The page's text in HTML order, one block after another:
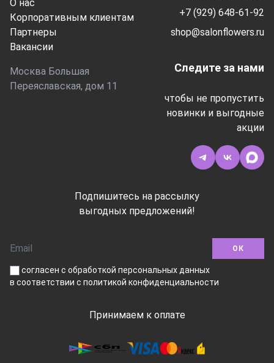
О нас
Корпоративным клиентам
Партнеры
Вакансии
Москва Большая
Переяславская, дом 11
+7 (929) 648-61-92
shop@salonflowers.ru
Следите за нами
чтобы не пропустить
новинки и выгодные
акции
Подпишитесь на рассылку
выгодных предложений!
ОК
согласен с обработкой персональных данных
в соответствии с политикой конфиденциальности
Принимаем к оплате